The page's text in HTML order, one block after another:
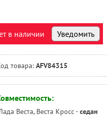
Под
Под
в наличии Уведомить
товара: AFV84315
Веста, Веста Кросс -седан